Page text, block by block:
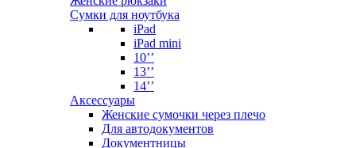
Сумки для ноутбука
iPad
iPad mini
10’’
13’’
14’’
Аксессуары
Женские сумочки через плечо
Для автодокументов
Документницы